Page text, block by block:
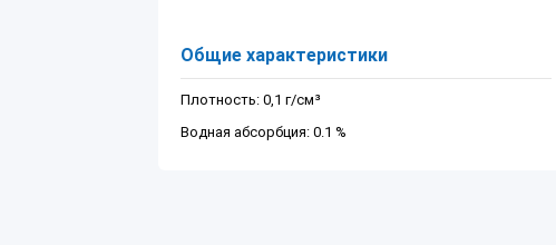
Общие характеристики
Плотность: 0,1 г/см³
Водная абсорбция: 0.1 %